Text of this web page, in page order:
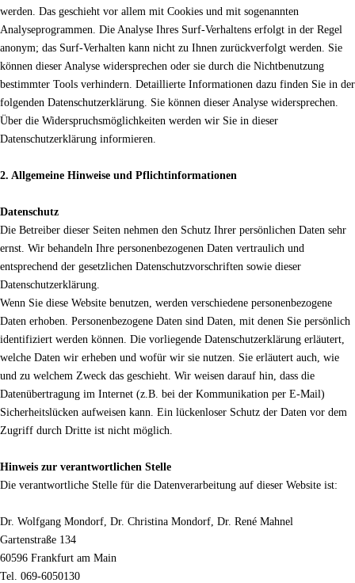
werden. Das geschieht vor allem mit Cookies und mit sogenannten
Analyseprogrammen. Die Analyse Ihres Surf-Verhaltens erfolgt in der Regel
anonym; das Surf-Verhalten kann nicht zu Ihnen zurückverfolgt werden. Sie
können dieser Analyse widersprechen oder sie durch die Nichtbenutzung
bestimmter Tools verhindern. Detaillierte Informationen dazu finden Sie in der
folgenden Datenschutzerklärung. Sie können dieser Analyse widersprechen.
Über die Widerspruchsmöglichkeiten werden wir Sie in dieser
Datenschutzerklärung informieren.
2. Allgemeine Hinweise und Pflichtinformationen
Datenschutz
Die Betreiber dieser Seiten nehmen den Schutz Ihrer persönlichen Daten sehr
ernst. Wir behandeln Ihre personenbezogenen Daten vertraulich und
entsprechend der gesetzlichen Datenschutzvorschriften sowie dieser
Datenschutzerklärung.
Wenn Sie diese Website benutzen, werden verschiedene personenbezogene
Daten erhoben. Personenbezogene Daten sind Daten, mit denen Sie persönlich
identifiziert werden können. Die vorliegende Datenschutzerklärung erläutert,
welche Daten wir erheben und wofür wir sie nutzen. Sie erläutert auch, wie
und zu welchem Zweck das geschieht. Wir weisen darauf hin, dass die
Datenübertragung im Internet (z.B. bei der Kommunikation per E-Mail)
Sicherheitslücken aufweisen kann. Ein lückenloser Schutz der Daten vor dem
Zugriff durch Dritte ist nicht möglich.
Hinweis zur verantwortlichen Stelle
Die verantwortliche Stelle für die Datenverarbeitung auf dieser Website ist:
Dr. Wolfgang Mondorf, Dr. Christina Mondorf, Dr. René Mahnel
Gartenstraße 134
60596 Frankfurt am Main
Tel. 069-6050130